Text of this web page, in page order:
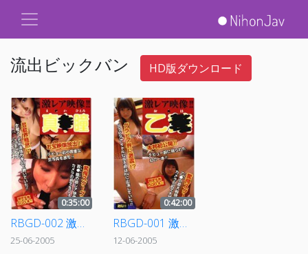
流出ビックバン HD版ダウンロード
0:35:00
RBGD-002 激レア映像！！真●瞳
25-06-2005
0:42:00
RBGD-001 激レア映像！！乙●
12-06-2005